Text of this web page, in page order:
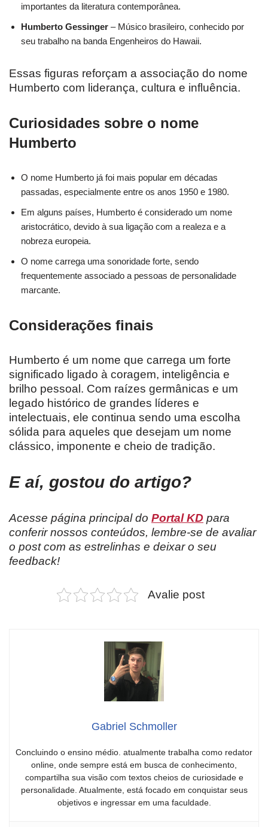
importantes da literatura contemporânea.
Humberto Gessinger – Músico brasileiro, conhecido por
seu trabalho na banda Engenheiros do Hawaii.
Essas figuras reforçam a associação do nome
Humberto com liderança, cultura e influência.
Curiosidades sobre o nome
Humberto
O nome Humberto já foi mais popular em décadas
passadas, especialmente entre os anos 1950 e 1980.
Em alguns países, Humberto é considerado um nome
aristocrático, devido à sua ligação com a realeza e a
nobreza europeia.
O nome carrega uma sonoridade forte, sendo
frequentemente associado a pessoas de personalidade
marcante.
Considerações finais
Humberto é um nome que carrega um forte
significado ligado à coragem, inteligência e
brilho pessoal. Com raízes germânicas e um
legado histórico de grandes líderes e
intelectuais, ele continua sendo uma escolha
sólida para aqueles que desejam um nome
clássico, imponente e cheio de tradição.
E aí, gostou do artigo?
Acesse página principal do Portal KD para
conferir nossos conteúdos, lembre-se de avaliar
o post com as estrelinhas e deixar o seu
feedback!
Avalie post
Gabriel Schmoller
Concluindo o ensino médio. atualmente trabalha como redator
online, onde sempre está em busca de conhecimento,
compartilha sua visão com textos cheios de curiosidade e
personalidade. Atualmente, está focado em conquistar seus
objetivos e ingressar em uma faculdade.